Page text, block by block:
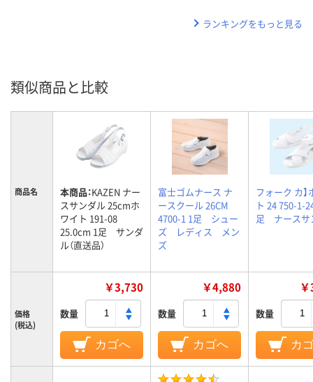
ランキングをもっと見る
類似商品と比較
商品名 本商品：KAZEN ナー
スサンダル 25cmホ
ワイト 191-08
25.0cm 1足 サンダ
ル（直送品）
富士ゴムナース ナ
ースクール 26CM
4700-1 1足 シュー
ズ レディス メン
ズ
フォーク カ】
ト 24 750-1-
足 ナースサ
価格
(税込)
￥3,730
数量
カゴへ
￥4,880
数量
カゴへ
数量
カ